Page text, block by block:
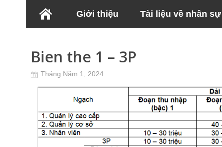
Giới thiệu Tài liệu về nhân sự
Bien the 1 – 3P
Tháng Năm 1, 2024